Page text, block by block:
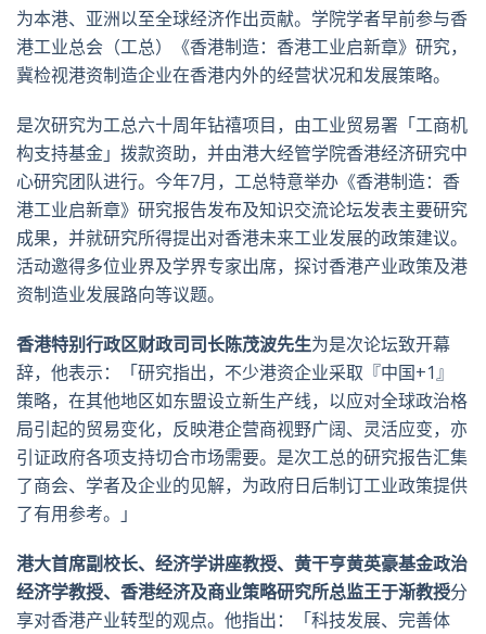
为本港、亚洲以至全球经济作出贡献。学院学者早前参与香
港工业总会（工总）《香港制造：香港工业启新章》研究，
冀检视港资制造企业在香港内外的经营状况和发展策略。
是次研究为工总六十周年钻禧项目，由工业贸易署「工商机
构支持基金」拨款资助，并由港大经管学院香港经济研究中
心研究团队进行。今年7月，工总特意举办《香港制造：香
港工业启新章》研究报告发布及知识交流论坛发表主要研究
成果，并就研究所得提出对香港未来工业发展的政策建议。
活动邀得多位业界及学界专家出席，探讨香港产业政策及港
资制造业发展路向等议题。
香港特别行政区财政司司长陈茂波先生为是次论坛致开幕
辞，他表示：「研究指出，不少港资企业采取『中国+1』
策略，在其他地区如东盟设立新生产线，以应对全球政治格
局引起的贸易变化，反映港企营商视野广阔、灵活应变，亦
引证政府各项支持切合市场需要。是次工总的研究报告汇集
了商会、学者及企业的见解，为政府日后制订工业政策提供
了有用参考。」
港大首席副校长、经济学讲座教授、黄干亨黄英豪基金政治
经济学教授、香港经济及商业策略研究所总监王于渐教授分
享对香港产业转型的观点。他指出：「科技发展、完善体